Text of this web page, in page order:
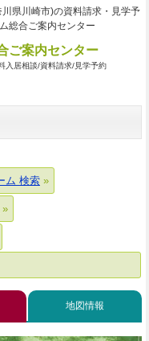
県川崎市)の資料請求・見学予
総合ご案内センター
ご案内センター
入居相談/資料請求/見学予約
ム 検索
地図情報